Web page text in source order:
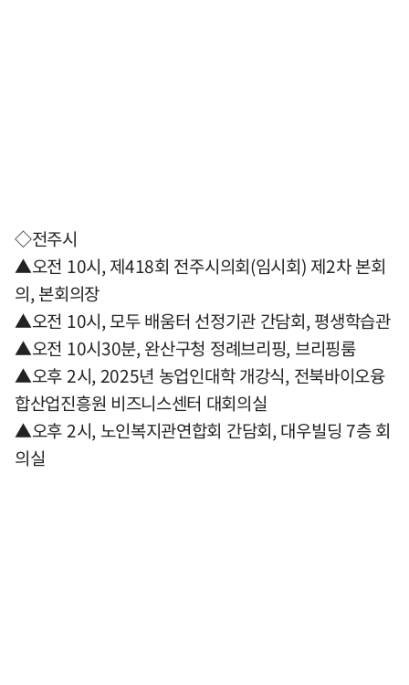
◇전주시
▲오전 10시, 제418회 전주시의회(임시회) 제2차 본회
의, 본회의장
▲오전 10시, 모두 배움터 선정기관 간담회, 평생학습관
▲오전 10시30분, 완산구청 정례브리핑, 브리핑룸
▲오후 2시, 2025년 농업인대학 개강식, 전북바이오융
합산업진흥원 비즈니스센터 대회의실
▲오후 2시, 노인복지관연합회 간담회, 대우빌딩 7층 회
의실